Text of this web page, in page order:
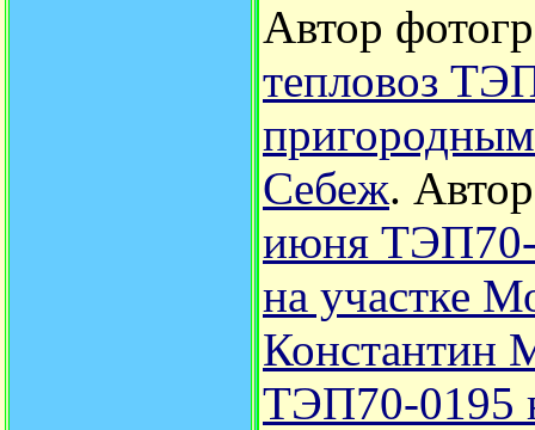
Автор
тепловоз
Себеж.
июня ТЭП70-
на участке
Константин
ТЭП70-0195